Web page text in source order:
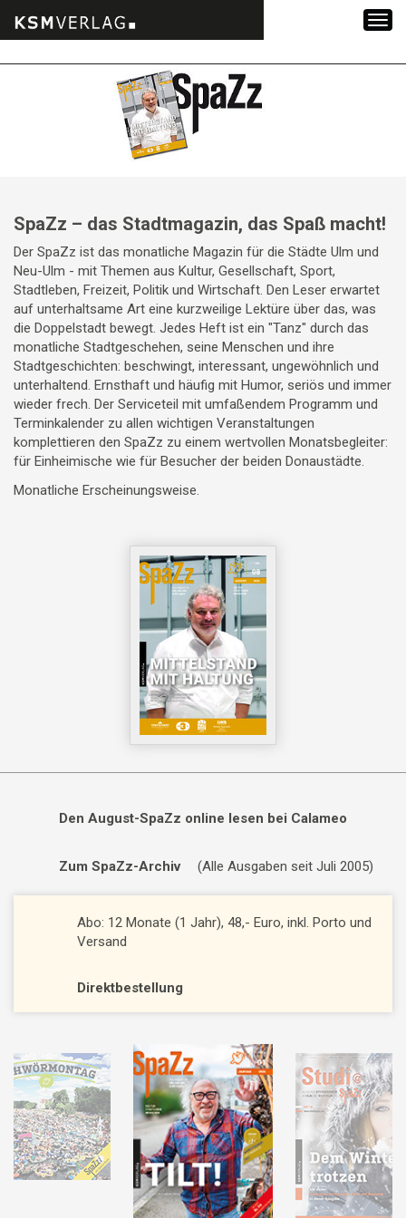
SpaZz – das Stadtmagazin, das Spaß macht!
Der SpaZz ist das monatliche Magazin für die Städte Ulm und
Neu-Ulm - mit Themen aus Kultur, Gesellschaft, Sport,
Stadtleben, Freizeit, Politik und Wirtschaft. Den Leser erwartet
auf unterhaltsame Art eine kurzweilige Lektüre über das, was
die Doppelstadt bewegt. Jedes Heft ist ein "Tanz" durch das
monatliche Stadtgeschehen, seine Menschen und ihre
Stadtgeschichten: beschwingt, interessant, ungewöhnlich und
unterhaltend. Ernsthaft und häufig mit Humor, seriös und immer
wieder frech. Der Serviceteil mit umfaßendem Programm und
Terminkalender zu allen wichtigen Veranstaltungen
komplettieren den SpaZz zu einem wertvollen Monatsbegleiter:
für Einheimische wie für Besucher der beiden Donaustädte.
Monatliche Erscheinungsweise.
Den August-SpaZz online lesen bei Calameo
Zum SpaZz-Archiv (Alle Ausgaben seit Juli 2005)
Abo: 12 Monate (1 Jahr), 48,- Euro, inkl. Porto und
Versand
Direktbestellung